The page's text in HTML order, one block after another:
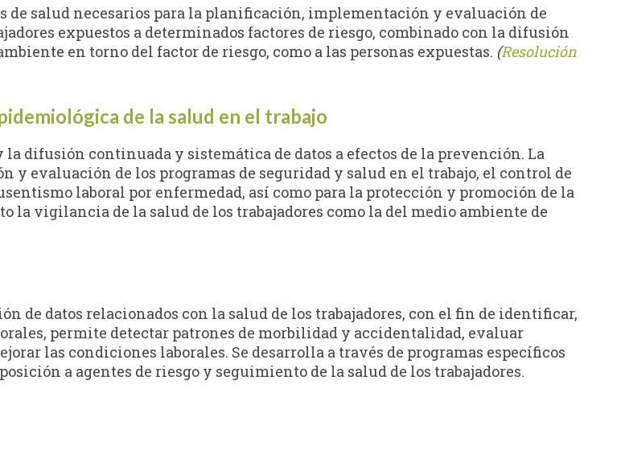
salud necesarios para la planificación, implementación y evaluación de
expuestos a determinados factores de riesgo, combinado con la difusión
en torno del factor de riesgo, como a las personas expuestas. (Resolución
de la salud en el trabajo
difusión continuada y sistemática de datos a efectos de la prevención. La
evaluación de los programas de seguridad y salud en el trabajo, el control de
laboral por enfermedad, así como para la protección y promoción de la
la vigilancia de la salud de los trabajadores como la del medio ambiente de
de datos relacionados con la salud de los trabajadores, con el fin de identificar,
permite detectar patrones de morbilidad y accidentalidad, evaluar
las condiciones laborales. Se desarrolla a través de programas específicos
a agentes de riesgo y seguimiento de la salud de los trabajadores.